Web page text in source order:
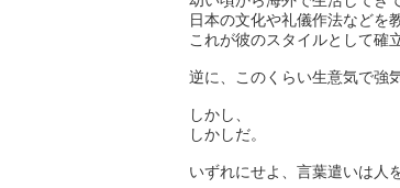
日本の文化や礼儀作法などを
これが彼のスタイルとして確
逆に、このくらい生意気で強
しかし、
しかしだ。
いずれにせよ、言葉遣いは人